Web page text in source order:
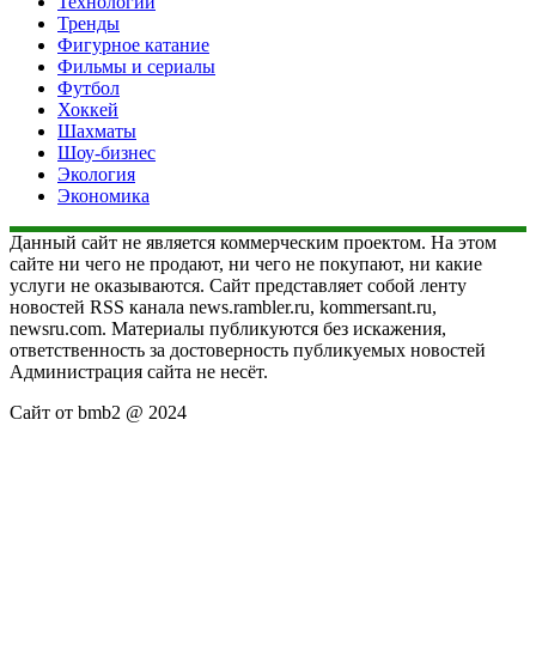
Тренды
Фигурное катание
Фильмы и сериалы
Футбол
Хоккей
Шахматы
Шоу-бизнес
Экология
Экономика
Данный сайт не является коммерческим проектом. На этом
сайте ни чего не продают, ни чего не покупают, ни какие
услуги не оказываются. Сайт представляет собой ленту
новостей RSS канала news.rambler.ru, kommersant.ru,
newsru.com. Материалы публикуются без искажения,
ответственность за достоверность публикуемых новостей
Администрация сайта не несёт.
Сайт от bmb2 @ 2024